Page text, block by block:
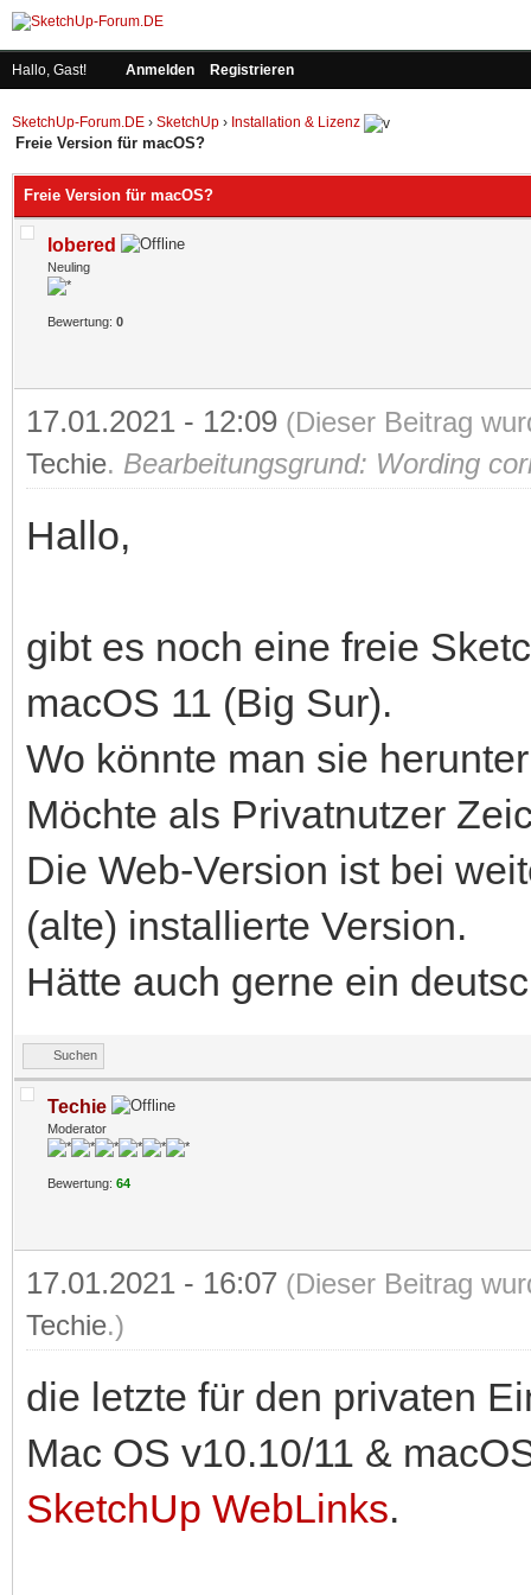
Hallo, Gast! Anmelden Registrieren
SketchUp-Forum.DE › SketchUp › Installation & Lizenz
Freie Version für macOS?
Freie Version für macOS?
lobered
Neuling
Bewertung: 0
17.01.2021 - 12:09 (Dieser Beitrag
Techie. Bearbeitungsgrund: Wording
Hallo,
gibt es noch eine freie
macOS 11 (Big Sur).
Wo könnte man sie
Möchte als Privatnutzer
Die Web-Version ist bei
(alte) installierte Version.
Hätte auch gerne ein
Suchen
Techie
Moderator
Bewertung: 64
17.01.2021 - 16:07 (Dieser Beitrag
Techie.)
die letzte für den privaten
Mac OS v10.10/11 &
SketchUp WebLinks.